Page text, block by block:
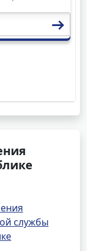
службы